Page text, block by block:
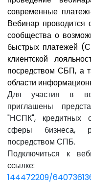
современные
Вебинар
сообщества о
быстрых платежей
клиентской
посредством СБП, а
области
Для участия в
приглашены
"НСПК", кредитных
сферы бизнеса,
посредством СПБ.
Подключиться к
144472209/